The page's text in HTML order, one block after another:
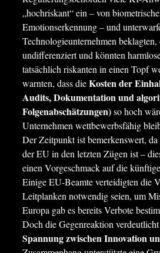
„hochriskant“ ein – von
Emotionserkennung – und
Technologieunternehmen
undifferenziert und könnten
tatsächlich riskanten in einen Topf
warnten, dass dieKosten der
Audits, Dokumentation und
Folgenabschätzungen)so hoch
Unternehmen wettbewerbsfähig
Der Zeitpunkt ist bemerkenswert, da
der EU in den letzten Zügen ist –
einen Vorgeschmack auf die
Einige EU-Beamte verteidigten die
Leitplanken notwendig seien, um
Europa gab es bereits Verbote
Doch die Gegenreaktion
Spannung zwischen Innovation